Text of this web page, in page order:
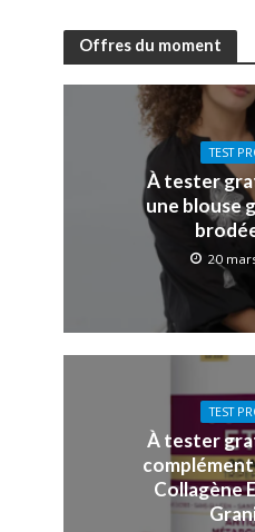
Offres du moment
TEST
À tester
une blouse
20
TEST
À tester
Collagène